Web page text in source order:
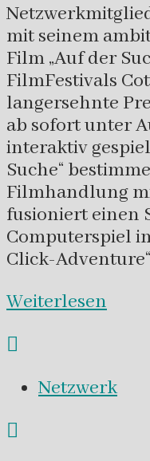
mit seinem
Film „Auf der
FilmFestivals
langersehnte
ab sofort unter
interaktiv
Suche“
Filmhandlung
fusioniert einen
Computerspiel
Click-
Weiterlesen
Netzwerk